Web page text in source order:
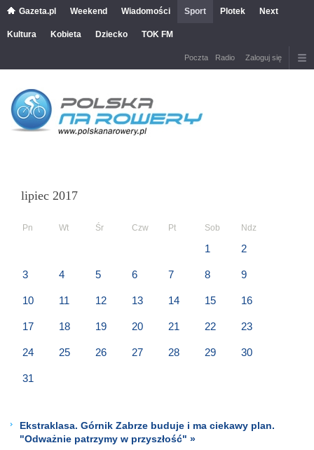
Gazeta.pl Weekend Wiadomości Sport Plotek Next
Kultura Kobieta Dziecko TOK FM
Poczta Radio Zaloguj się
lipiec 2017
Pn Wt Śr Czw Pt Sob Ndz
1 2
3 4 5 6 7 8 9
10 11 12 13 14 15 16
17 18 19 20 21 22 23
24 25 26 27 28 29 30
31
Ekstraklasa. Górnik Zabrze buduje i ma ciekawy plan.
"Odważnie patrzymy w przyszłość" »